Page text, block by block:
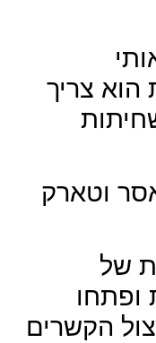
הוא צריך
וטארק
של
ופתחו
הקשרים